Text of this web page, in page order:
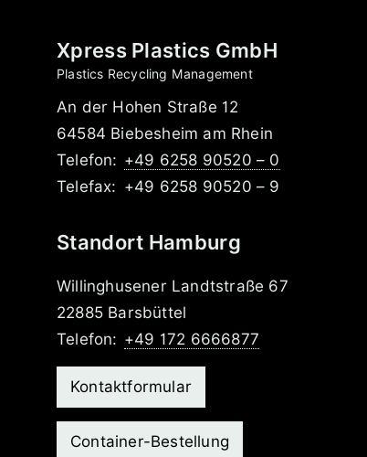
Xpress Plastics GmbH
Plastics Recycling Management
An der Hohen Straße 12
64584 Biebesheim am Rhein
Telefon: +49 6258 90520 – 0
Telefax: +49 6258 90520 – 9
Standort Hamburg
Willinghusener Landtstraße 67
22885 Barsbüttel
Telefon: +49 172 6666877
Kontaktformular
Container-Bestellung